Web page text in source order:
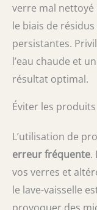
verre mal
le biais de
persistantes.
l’eau chaude et
résultat optimal.
Éviter les
L’utilisation de
erreur fréquente.
vos verres et
le lave-vaisselle